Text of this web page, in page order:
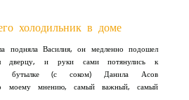
холодильник в доме
подняла Василия, он медленно подошел
дверцу, и руки сами потянулись к
бутылке (с соком) Данила Асов
моему мнению, самый важный, самый